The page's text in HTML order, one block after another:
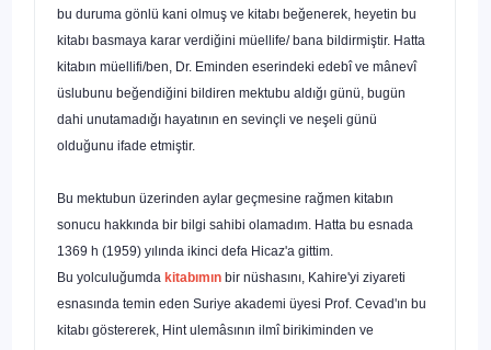
bu duruma gönlü kani olmuş ve kitabı be­ğenerek, heyetin bu
kitabı basmaya karar verdiğini müellife/ bana bildirmiştir. Hatta
kitabın müellifi/ben, Dr. Eminden eserindeki edebî ve mânevî
üslubunu beğendiğini bildiren mektubu aldığı günü, bugün
dahi unutamadığı hayatının en sevinçli ve neşeli günü
olduğunu ifade etmiştir.
Bu mektubun üzerinden aylar geçmesine rağmen kitabın
sonucu hakkında bir bilgi sahibi olamadım. Hatta bu esnada
1369 h (1959) yılında ikinci defa Hicaz'a gittim.
Bu yolculuğumda kitabımın bir nüshasını, Kahire'yi ziya­reti
esnasında temin eden Suriye akademi üyesi Prof. Cevad'ın bu
kitabı göstererek, Hint ulemâsının ilmî birikiminden ve